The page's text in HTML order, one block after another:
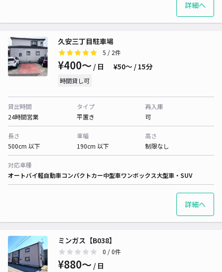
詳細へ
久安三丁目駐車場
5 / 2件
¥400〜 / 日 ¥50〜 / 15分
時間貸し可
貸出時間
24時間営業
タイプ
平置き
再入庫
可
長さ
500cm 以下
車幅
190cm 以下
高さ
制限なし
対応車種
オートバイ軽自動車コンパクトカー中型車ワンボックス大型車・SUV
詳細へ
ミンガス【B038】
0 / 0件
¥880〜 / 日